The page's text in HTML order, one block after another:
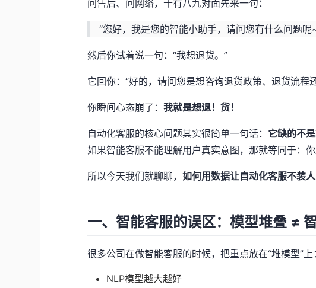
问售后、问网络，十有八九对面先来一句：
“您好，我是您的智能小助手，请问您有什么问题呢
然后你试着说一句：“我想退货。”
它回你：“好的，请问您是想咨询退货政策、退货流程
你瞬间心态崩了：我就是想退！货！
自动化客服的核心问题其实很简单一句话： 它缺的不
如果智能客服不能理解用户真实意图，那就等同于：
所以今天我们就聊聊，如何用数据让自动化客服不装人
一、智能客服的误区：模型堆叠 ≠
很多公司在做智能客服的时候，把重点放在“堆模型”上
NLP模型越大越好